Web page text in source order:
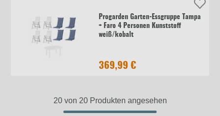
Progarden Garten-Essgruppe Tampa
+ Faro 4 Personen Kunststoff
weiß/kobalt
369,99 €
20 von 20 Produkten angesehen